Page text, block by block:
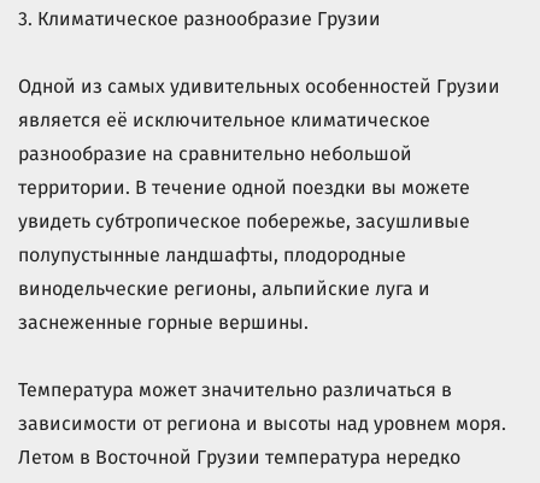
3. Климатическое разнообразие Грузии
Одной из самых удивительных особенностей Грузии
является её исключительное климатическое
разнообразие на сравнительно небольшой
территории. В течение одной поездки вы можете
увидеть субтропическое побережье, засушливые
полупустынные ландшафты, плодородные
винодельческие регионы, альпийские луга и
заснеженные горные вершины.
Температура может значительно различаться в
зависимости от региона и высоты над уровнем моря.
Летом в Восточной Грузии температура нередко